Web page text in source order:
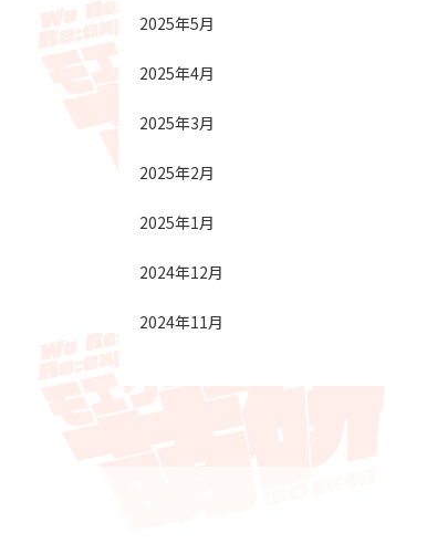
2025年5月
2025年4月
2025年3月
2025年2月
2025年1月
2024年12月
2024年11月